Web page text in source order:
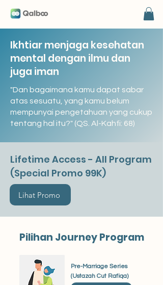
Ikhtiar menjaga kesehatan
mental dengan ilmu dan
juga iman
"Dan bagaimana kamu dapat sabar
atas sesuatu, yang kamu belum
mempunyai pengetahuan yang cukup
tentang hal itu?" (QS. Al-Kahfi: 68)
Lifetime Access - All Program
(Special Promo 99K)
Lihat Promo
Pilihan Journey Program
Pre-Marriage Series
(Ustazah Cut Rafiqa)